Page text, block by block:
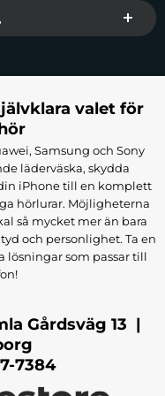
för
sheet
removing sticker
valet för
Samsung och Sony
läderväska, skydda
iPhone till en komplett
hörlurar. Möjligheterna
så mycket mer än bara
och personlighet. Ta en
lösningar som passar till
Gårdsväg 13 |
7384